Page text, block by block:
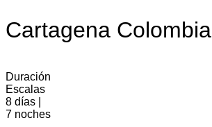
Cartagena Colombia
Duración
Escalas
8 días |
7 noches